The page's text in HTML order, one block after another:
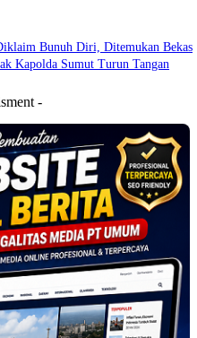
Bunuh Diri, Ditemukan Bekas
Kapolda Sumut Turun Tangan
-